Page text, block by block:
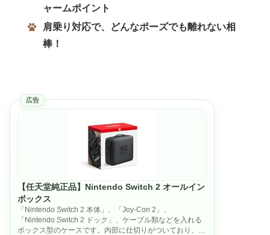
ャームポイント
肩乗り対応で、どんなポーズでも離れない相
棒！
広告
【任天堂純正品】Nintendo Switch 2 オールイン
ボックス
「Nintendo Switch 2 本体」、「Joy-Con 2」、
「Nintendo Switch 2 ドック」、ケーブル類などを入れる
ボックス型のケースです。内部に仕切りがついており、コ